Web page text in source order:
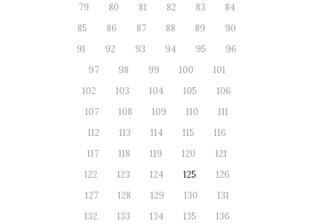
79
80 81 82 83
84
85
86 87 88 89
90
91
92 93 94 95
96
97
98 99 100
101
102
103 104 105
106
107
108 109 110
111
112
113 114 115
116
117
118 119 120
121
122
123 124 125
126
127
128 129 130
131
132
133 134 135
136